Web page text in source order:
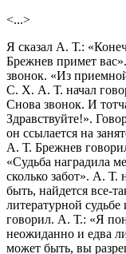
<...>
Я сказал А. Т.:
Брежнев примет
звонок. «Из
С. Х. А. Т. начал
Снова звонок. И
Здравствуйте!».
он ссылается на
А. Т. Брежнев
«Судьба наградила
сколько забот». А.
быть, найдется все-
литературной
говорил. А. Т.: «Я
неожиданно и едва
может быть, вы